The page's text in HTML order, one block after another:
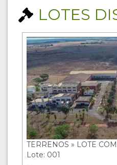
LOTES
TERRENOS » LOTE
Lote: 001